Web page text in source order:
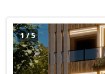
1/5